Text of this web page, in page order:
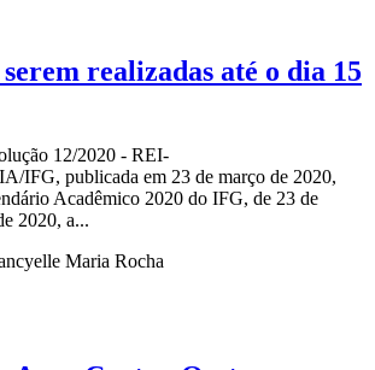
realizadas até o dia 15
12/2020 - REI-
IFG, publicada em 23 de março de 2020,
Acadêmico 2020 do IFG, de 23 de
2020, a...
Maria Rocha